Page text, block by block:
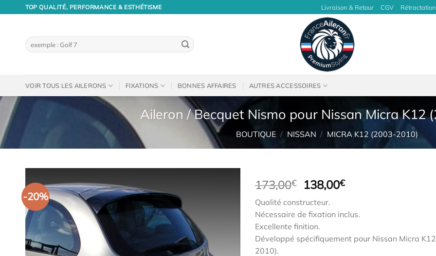
TOP QUALITÉ, PERFORMANCE & ESTHÉTISME Livraison & Retour CGV Rétractation
Recherche
pour :
VOIR TOUS LES AILERONS FIXATIONS BONNES AFFAIRES AUTRES ACCESSOIRES
Aileron / Becquet Nismo pour Nissan Micra K12
BOUTIQUE / NISSAN / MICRA K12 (2003-2010)
-20%
173,00€
Le
initial
était :
173,00€.
138,00€Le
est :
Qualité constructeur.
Nécessaire de fixation inclus.
Excellente finition.
Développé spécifiquement pour Nissan Micra
2010).